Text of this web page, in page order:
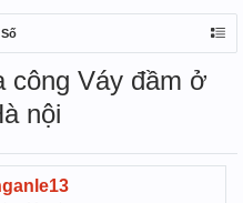
công Váy đầm ở
nội